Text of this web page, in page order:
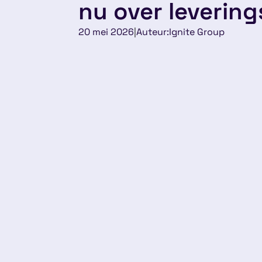
nu over
20 mei 2026 |Auteur:Ignite Group